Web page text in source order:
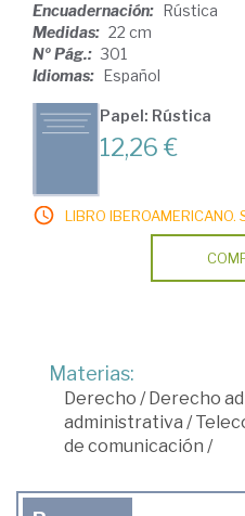
Encuadernación: Rústica
Medidas: 22 cm
Nº Pág.: 301
Idiomas: Español
Papel: Rústica
12,26 €
LIBRO
Materias:
Derecho /Derecho
administrativa /
de comunicación /